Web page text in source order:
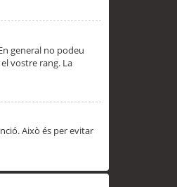
general no podeu
vostre rang. La
Això és per evitar